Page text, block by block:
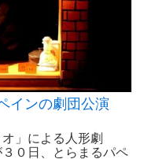
インの劇団公演
」による人形劇
３０日、とらまるパペ